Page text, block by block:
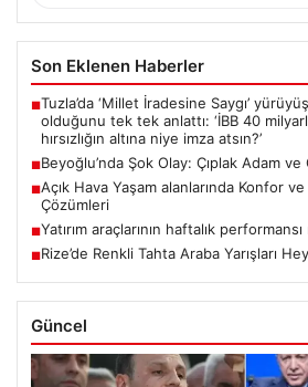
Son Eklenen Haberler
■Tuzla’da ‘Millet İradesine Saygı’
olduğunu tek tek anlattı: ‘İBB 40
hırsızlığın altına niye imza atsın?’
■Beyoğlu’nda Şok Olay: Çıplak Adam ve
■Açık Hava Yaşam alanlarında Konfor
Çözümleri
■Yatırım araçlarının haftalık
■Rize’de Renkli Tahta Araba Yarışları
Güncel